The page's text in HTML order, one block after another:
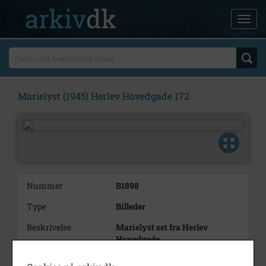
Marielyst (1945) Herlev Hovedgade 172
Nummer
B1898
Type
Billeder
Beskrivelse
Marielyst set fra Herlev
Hovedgade